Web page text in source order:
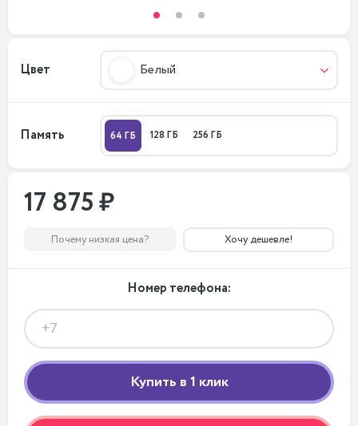
Цвет Белый
Память 64 ГБ 128 ГБ 256 ГБ
17 875 ₽
Почему низкая цена? Хочу дешевле!
Номер телефона: